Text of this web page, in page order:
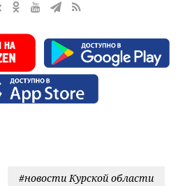
#новости Курской области